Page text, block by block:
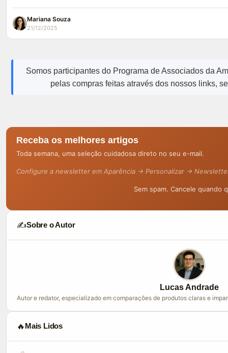
Mariana Souza
21/12/2025
Somos participantes do Programa de Associados da
pelas compras feitas através dos nossos links,
Receba os melhores artigos
Toda semana, uma seleção cuidadosa direto no seu e-mail.
Configure a newsletter em Aparência → Personalizar →
Sem spam. Cancele quando
✍️Sobre o Autor
Lucas Andrade
Autor e redator, especializado em comparações de produtos claras e
🔥 Mais Lidos